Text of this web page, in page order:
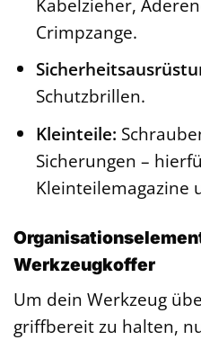
Kabelzieher,
Crimpzange.
Schutzbrillen.
Kleinteile:
Sicherungen –
Kleinteilemagazine
Werkzeugkoffer
Um dein Werkzeug
griffbereit zu halten,